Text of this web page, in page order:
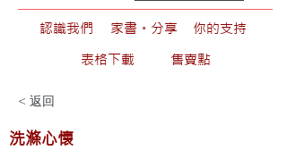
認識我們 家書。分享
你的支持
表格下載
售賣點
< 返回
洗滌心懷